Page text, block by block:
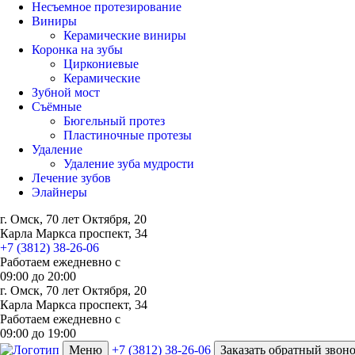
Несъемное протезирование
Виниры
Керамические виниры
Коронка на зубы
Циркониевые
Керамические
Зубной мост
Съёмные
Бюгельный протез
Пластиночные протезы
Удаление
Удаление зуба мудрости
Лечение зубов
Элайнеры
г. Омск, 70 лет Октября, 20
Карла Маркса проспект, 34
+7 (3812) 38-26-06
Работаем ежедневно с
09:00 до 20:00
г. Омск, 70 лет Октября, 20
Карла Маркса проспект, 34
Работаем ежедневно с
09:00 до 19:00
Меню
+7 (3812) 38-26-06 Заказать обратный